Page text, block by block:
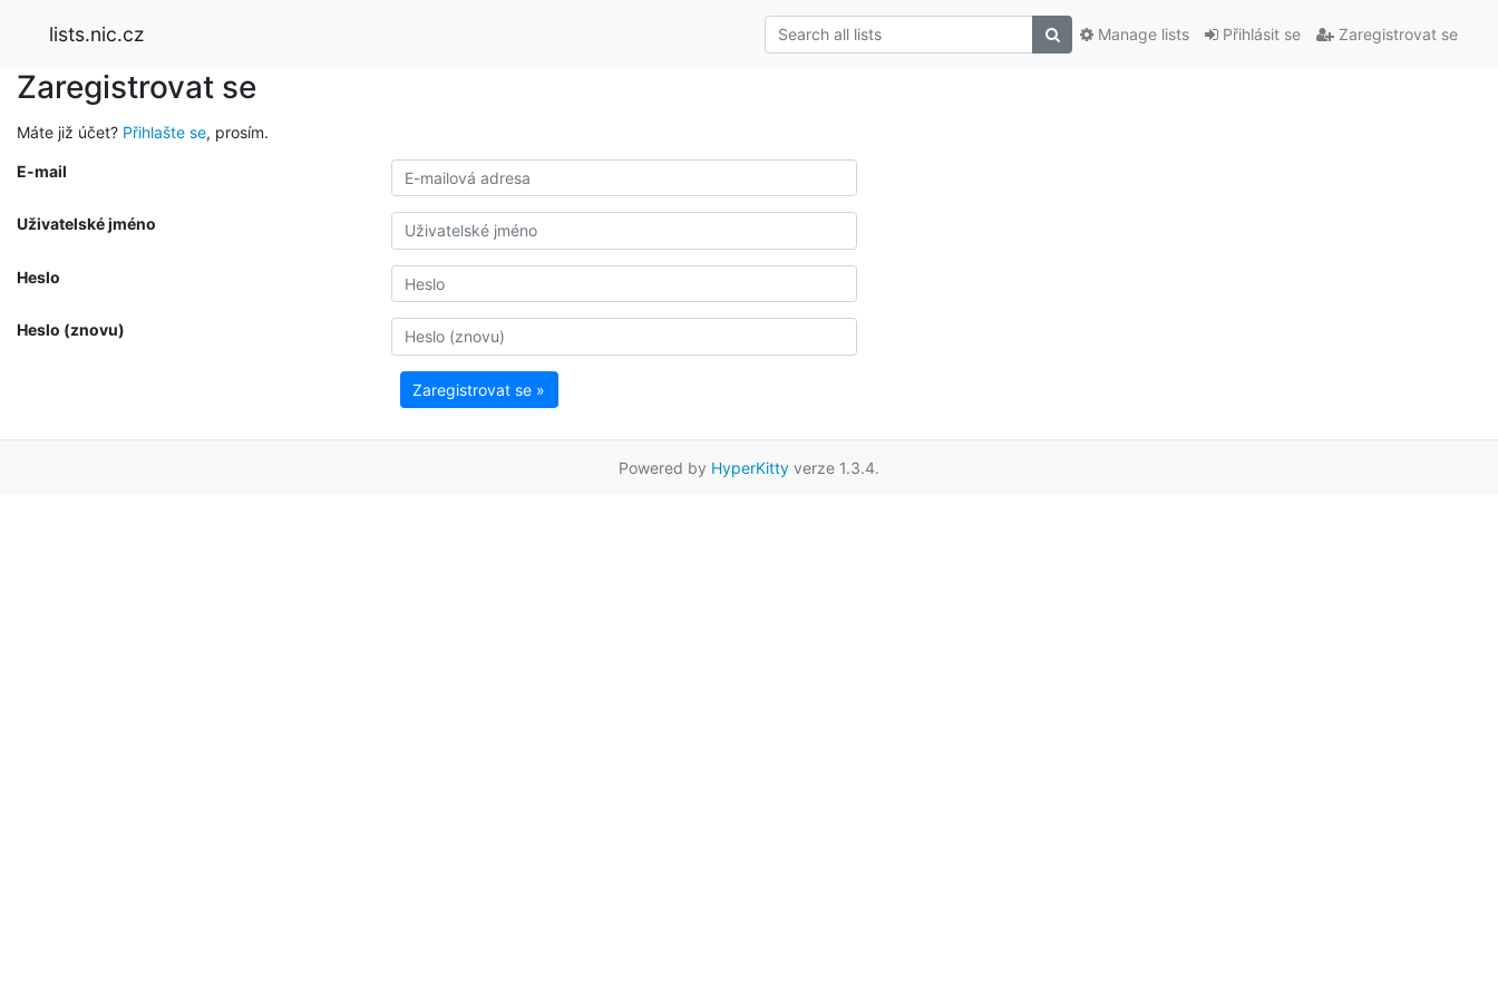
lists.nic.cz Přihlásit se Zaregistrovat se
Manage lists
Zaregistrovat se
Máte již účet? Přihlašte se, prosím.
E-mail
Uživatelské jméno
Heslo
Heslo (znovu)
Zaregistrovat se »
Powered by HyperKitty verze 1.3.4.